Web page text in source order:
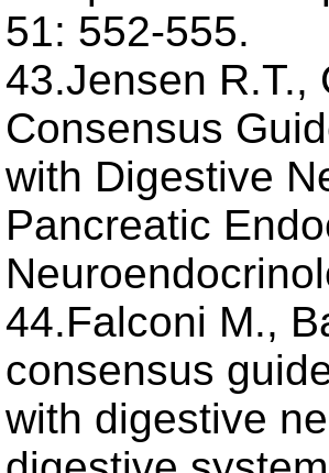
51: 552-555.
43.Jensen R.T.,
Consensus
with Digestive
Pancreatic
44.Falconi M.,
consensus
with digestive